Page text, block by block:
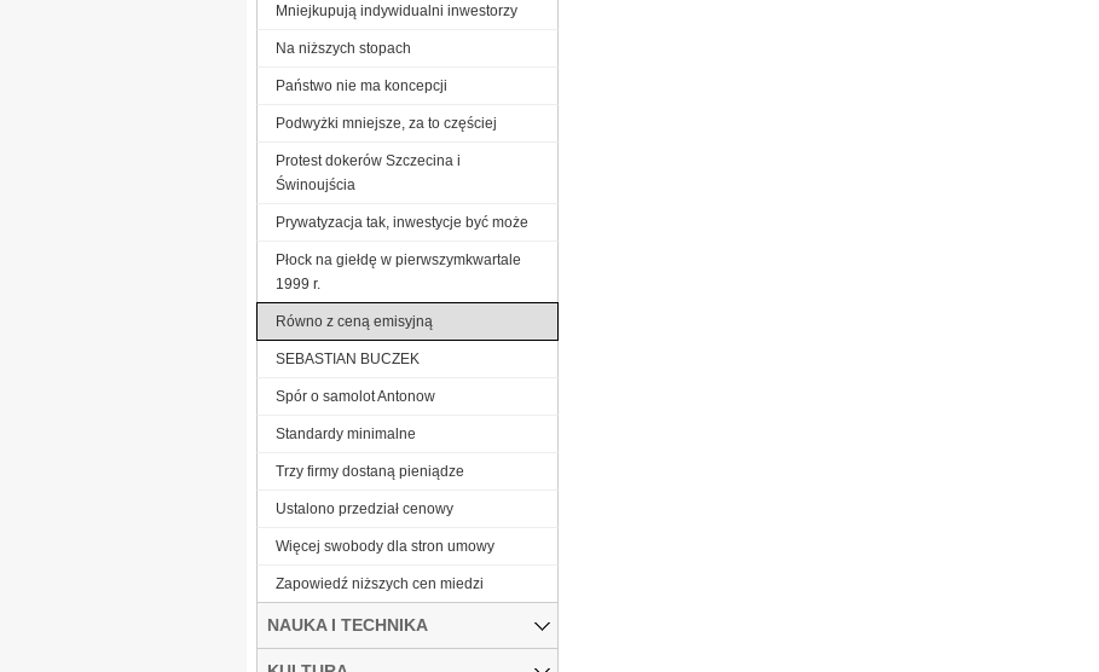
Mniejkupują indywidualni inwestorzy
Na niższych stopach
Państwo nie ma koncepcji
Podwyżki mniejsze, za to częściej
Protest dokerów Szczecina i
Świnoujścia
Prywatyzacja tak, inwestycje być może
Płock na giełdę w pierwszymkwartale
1999 r.
Równo z ceną emisyjną
SEBASTIAN BUCZEK
Spór o samolot Antonow
Standardy minimalne
Trzy firmy dostaną pieniądze
Ustalono przedział cenowy
Więcej swobody dla stron umowy
Zapowiedź niższych cen miedzi
NAUKA I TECHNIKA